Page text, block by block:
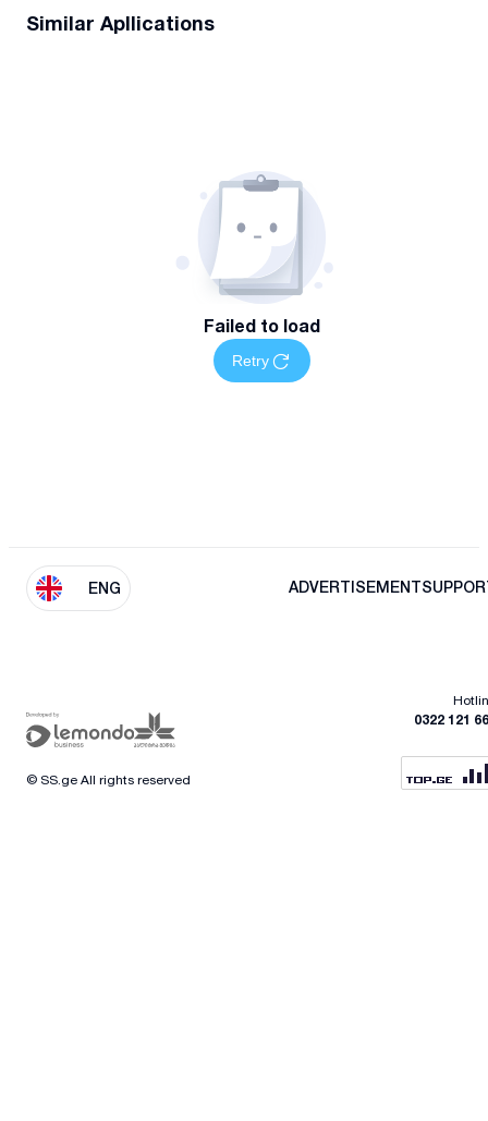
Similar Apllications
Failed to load
Retry
ENG ADVERTISEMENT
0322 121
© SS.ge All rights reserved